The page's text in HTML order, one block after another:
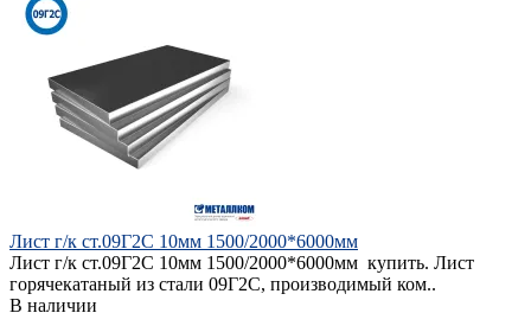
Лист г/к ст.09Г2С 10мм 1500/2000*6000мм
Лист г/к ст.09Г2С 10мм 1500/2000*6000мм купить. Лист
горячекатаный из стали 09Г2С, производимый ком..
В наличии